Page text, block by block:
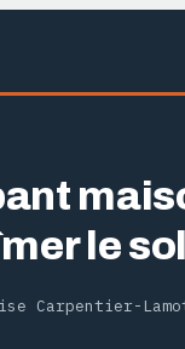
le sol
Carpentier-